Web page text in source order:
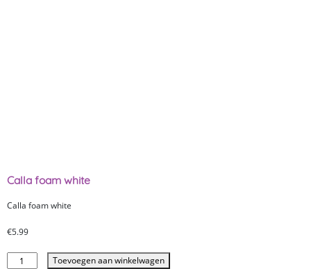
Calla foam white
Calla foam white
€5.99
Toevoegen aan winkelwagen